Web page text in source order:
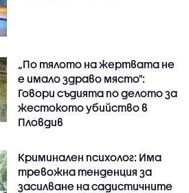
„По тялото на жертвата не
е имало здраво място":
Говори съдията по делото за
жестокото убийство в
Пловдив
Криминален психолог: Има
тревожна тенденция за
засилване на садистичните